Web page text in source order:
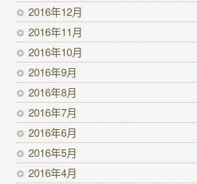
2016年12月
2016年11月
2016年10月
2016年9月
2016年8月
2016年7月
2016年6月
2016年5月
2016年4月